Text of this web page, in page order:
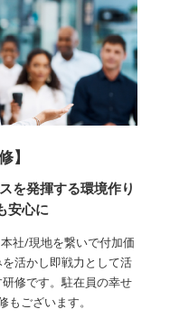
】
を発揮する環境作り
安心に
社/現地を繋いで付加価
活かし即戦力として活
修です。駐在員の幸せ
ございます。